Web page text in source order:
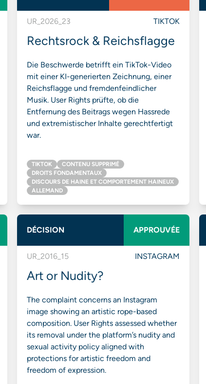
UR_2026_23 TIKTOK
Rechtsrock & Reichsflagge
Die Beschwerde betrifft ein TikTok-Video
mit einer KI-generierten Zeichnung, einer
Reichsflagge und fremdenfeindlicher
Musik. User Rights prüfte, ob die
Entfernung des Beitrags wegen Hassrede
und extremistischer Inhalte gerechtfertigt
war.
TIKTOK
CONTENU SUPPRIMÉ
DROITS FONDAMENTAUX
DISCOURS DE HAINE ET COMPORTEMENT HAINEUX
ALLEMAND
DÉCISION APPROUVÉE
UR_2016_15 INSTAGRAM
Art or Nudity?
The complaint concerns an Instagram
image showing an artistic rope-based
composition. User Rights assessed whether
its removal under the platform’s nudity and
sexual activity policy aligned with
protections for artistic freedom and
freedom of expression.